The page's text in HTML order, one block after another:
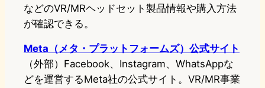
などのVR/MRヘッドセット製品情報や購入方法
が確認できる。
Meta（メタ・プラットフォームズ）公式サイト
（外部）Facebook、Instagram、WhatsAppな
どを運営するMeta社の公式サイト。VR/MR事業